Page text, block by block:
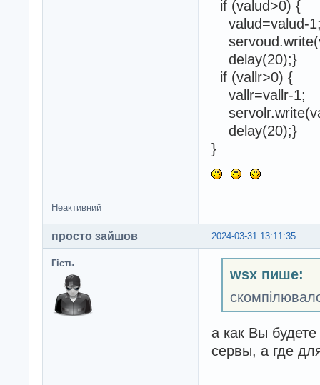
if (valud>0) {
valud=valud-
delay(20);}
if (vallr>0) {
vallr=vallr-1;
delay(20);}
}
Неактивний
2024-03-31 13:11:35
просто зайшов
Гість
wsx пише:
а как Вы
сервы, а где